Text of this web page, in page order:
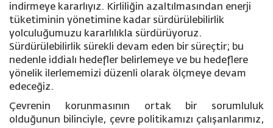
indirmeye kararlıyız. Kirliliğin azaltılmasından enerji
tüketiminin yönetimine kadar sürdürülebilirlik
yolculuğumuzu kararlılıkla sürdürüyoruz.
Sürdürülebilirlik sürekli devam eden bir süreçtir; bu
nedenle iddialı hedefler belirlemeye ve bu hedeflere
yönelik ilerlememizi düzenli olarak ölçmeye devam
edeceğiz.
Çevrenin korunmasının ortak bir sorumluluk
olduğunun bilinciyle, çevre politikamızı çalışanlarımız,